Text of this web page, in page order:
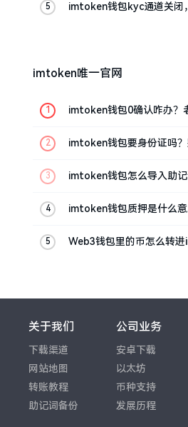
imtoken钱包kyc通道关闭
imtoken唯一官网
imtoken钱包0确认咋办？
imtoken钱包要身份证吗
imtoken钱包怎么导入助
imtoken钱包质押是什么
Web3钱包里的币怎么转
关于我们
下载渠道
网站地图
转账教程
助记词备份
公司业务
安卓下载
以太坊
币种支持
发展历程